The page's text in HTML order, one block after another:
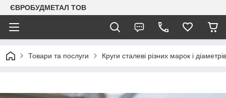
ЄВРОБУДМЕТАЛ ТОВ
Товари та послуги Круги сталеві різних марок і діаметрів